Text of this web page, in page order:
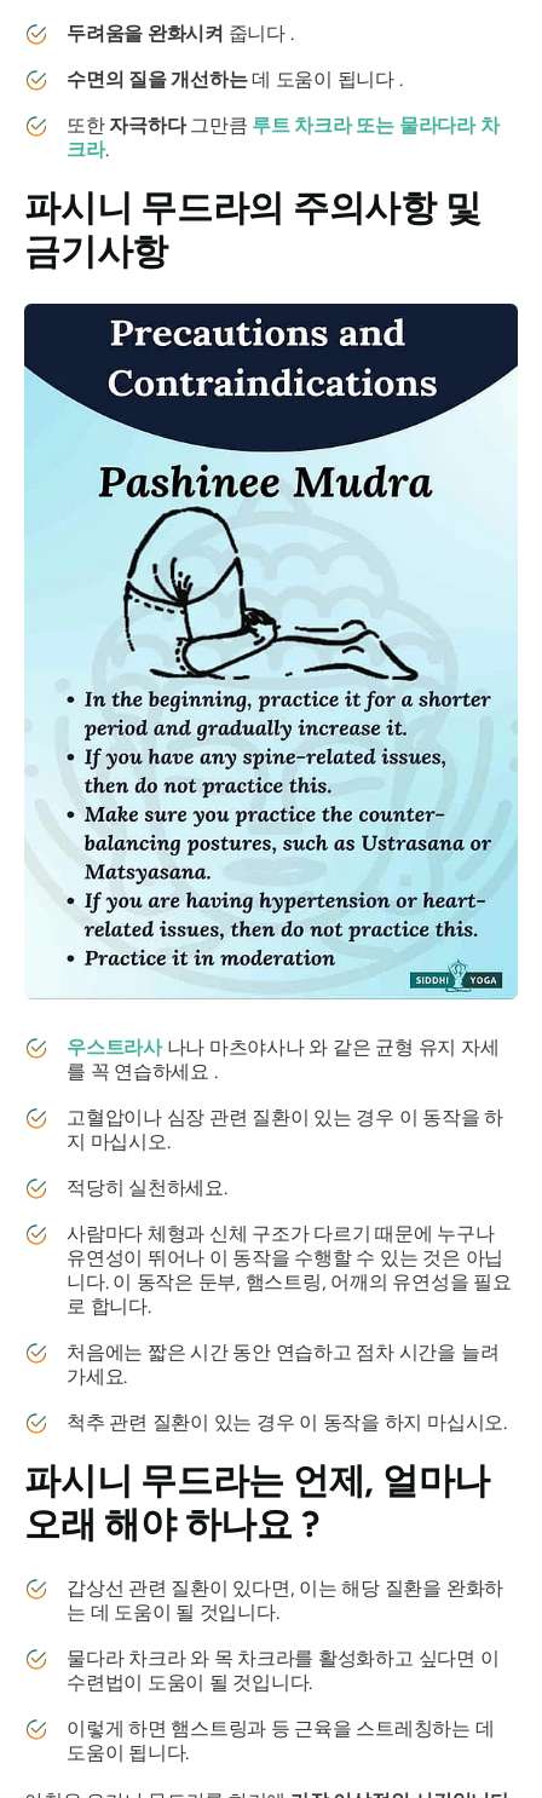
두려움을 완화시켜 줍니다 .
수면의 질을 개선하는데 도움이 됩니다 .
또한자극하다그만큼 루트 차크라또는 물라다라 차
크라.
파시니 무드라의 주의사항 및
금기사항
우스트라사나나 마츠야사나와 같은 균형 유지 자세
를 꼭 연습하세요 .
고혈압이나 심장 관련 질환이 있는 경우 이 동작을 하
지 마십시오.
적당히 실천하세요.
사람마다 체형과 신체 구조가 다르기 때문에 누구나
유연성이 뛰어나 이 동작을 수행할 수 있는 것은 아닙
니다. 이 동작은 둔부, 햄스트링, 어깨의 유연성을 필요
로 합니다.
처음에는 짧은 시간 동안 연습하고 점차 시간을 늘려
가세요.
척추 관련 질환이 있는 경우 이 동작을 하지 마십시오.
파시니 무드라는 언제, 얼마나
오래 해야 하나요 ?
갑상선 관련 질환이 있다면, 이는 해당 질환을 완화하
는 데 도움이 될 것입니다.
물다라 차크라와 목 차크라를 활성화하고 싶다면 이
수련법이 도움이 될 것입니다.
이렇게 하면 햄스트링과 등 근육을 스트레칭하는 데
도움이 됩니다.